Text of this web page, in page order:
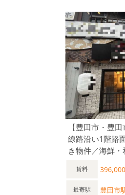
【豊田市・豊
線路沿い1階路
き物件／海鮮
賃料
最寄駅 豊田市